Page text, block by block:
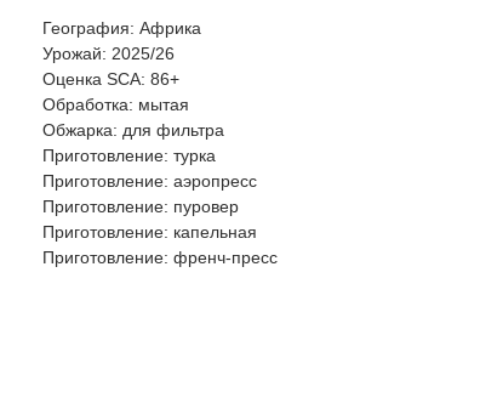
География: Африка
Урожай: 2025/26
Оценка SCA: 86+
Обработка: мытая
Обжарка: для фильтра
Приготовление: турка
Приготовление: аэропресс
Приготовление: пуровер
Приготовление: капельная
Приготовление: френч-пресс